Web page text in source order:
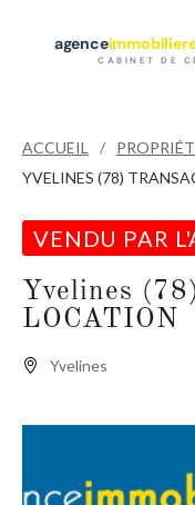
agence
CABINET DE
ACCUEIL
YVELINES (78)
VENDU PAR
Yvelines
LOCATION
Yvelines